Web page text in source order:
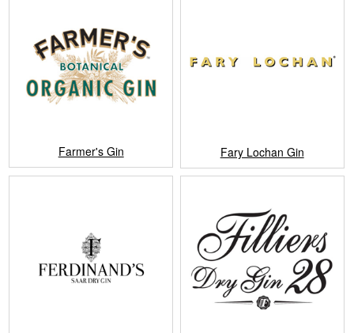
Farmer's Gin Fary Lochan Gin